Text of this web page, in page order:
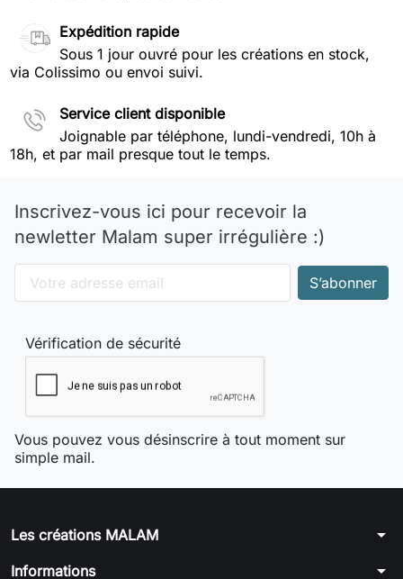
Expédition rapide
Sous 1 jour ouvré pour les créations en stock,
via Colissimo ou envoi suivi.
Service client disponible
Joignable par téléphone, lundi-vendredi, 10h à
18h, et par mail presque tout le temps.
Inscrivez-vous ici pour recevoir la
newletter Malam super irrégulière :)
Vérification de sécurité
Vous pouvez vous désinscrire à tout moment sur
simple mail.
Les créations MALAM arrow_drop_down
Informations arrow_drop_down